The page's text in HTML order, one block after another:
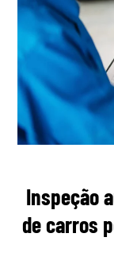
Inspeção
de carros